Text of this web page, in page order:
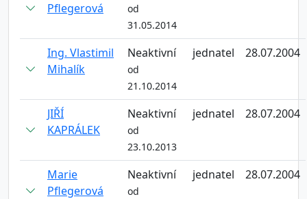
Pflegerová
od
31.05.2014
Ing. Vlastimil
Mihalík
Neaktivní
od
21.10.2014
jednatel 28.07.2004
JIŘÍ
KAPRÁLEK
Neaktivní
od
23.10.2013
jednatel 28.07.2004
Marie
Pflegerová
Neaktivní
od
jednatel 28.07.2004